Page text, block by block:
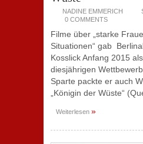
NADINE EMMERICH
0 COMMENTS
Filme über „starke
Situationen“ gab
Kosslick Anfang 2015
diesjährigen
Sparte packte er auch
„Königin der Wüste“
Weiterlesen »